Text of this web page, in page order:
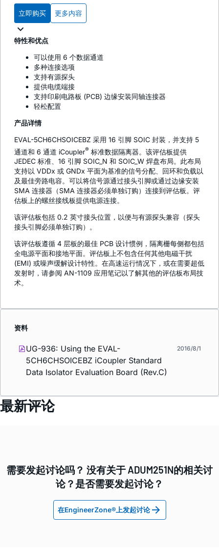
立即购买 更多内容
特性和优点
可以使用 6 个数据通道
多种连接选项
支持有源探头
提供电缆端接
支持印刷电路板 (PCB) 边缘安装同轴连接器
轻松配置
产品详情
EVAL-5CH6CHSOICEBZ 采用 16 引脚 SOIC 封装，并支持 5
通道和 6 通道 iCoupler® 标准数据隔离器。该评估板提供
JEDEC 标准、16 引脚 SOIC_N 和 SOIC_W 焊盘布局。此布局
支持以 VDDx 或 GNDx 平面为基准的信号分配、回环和负载以
及最佳旁路电容。可以将信号源通过接头引脚或通过边缘安装
SMA 连接器（SMA 连接器必须单独订购）连接到评估板。评
估板上的螺丝接线板提供电源连接。
该评估板包括 0.2 英寸接头位置，以便与有源探头兼容（探头
接头引脚必须单独订购）。
该评估板遵循 4 层板的最佳 PCB 设计惯例，隔离栅每侧都包括
全电源平面和接地平面。评估板上不包含任何其他电磁干扰
(EMI) 或噪声缓解设计特性。在高速运行情况下，或在需要超低
发射时，请参阅 AN-1109 应用笔记以了解其他的评估板布局技
术。
资料
UG-936: Using the EVAL-
5CH6CHSOICEBZ iCoupler Standard
Data Isolator Evaluation Board (Rev.C)
2016/8/1
最新评论
需要发起讨论吗？ 没有关于 ADUM251N的相关讨
论？是否需要发起讨论？
在EngineerZone®上发起讨论